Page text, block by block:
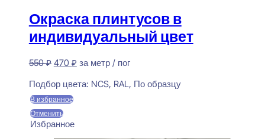
Окраска плинтусов в
индивидуальный цвет
550₽ Первоначальная
составляла
550 ₽.
470 ₽Текущая
470 ₽.
за метр / пог
Подбор цвета: NCS, RAL, По образцу
В избранное
Отменить
Избранное